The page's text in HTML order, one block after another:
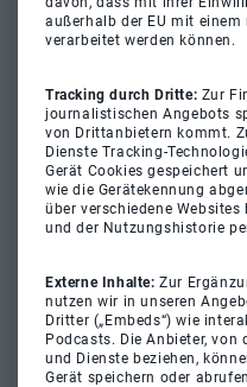
außerhalb der EU mit
verarbeitet werden können.
Tracking durch Dritte: Zur
journalistischen Angebots
von Drittanbietern kommt.
Dienste Tracking-
Gerät Cookies gespeichert
wie die Gerätekennung
über verschiedene
und der Nutzungshistorie
Externe Inhalte:Zur
nutzen wir in unseren
Dritter („Embeds“) wie
Podcasts. Die Anbieter, von
und Dienste beziehen,
Gerät speichern oder